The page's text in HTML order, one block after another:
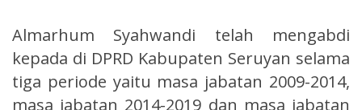
Almarhum Syahwandi telah mengabdi
kepada di DPRD Kabupaten Seruyan selama
tiga periode yaitu masa jabatan 2009-2014,
masa jabatan 2014-2019 dan masa jabatan